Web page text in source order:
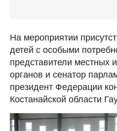
На мероприятии
детей с особыми
представители местных
органов и сенатор
президент Федерации
Костанайской области